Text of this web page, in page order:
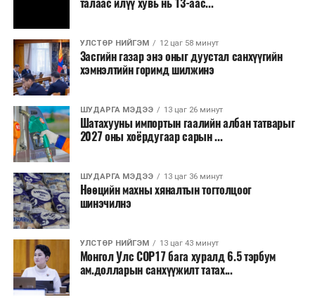
зэрэгцээ ажлын байр нэмэгдэх, жижиг, дунд
бизнесийн үйл ажиллагаа өргөжих, үл хөдлөх
хөрөнгийн үнэ цэнэ өсөх зэрэг эдийн засгийн эерэг
үр нөлөө үзүүлнэ гэж тооцсон байна.
Трамвай нь цахилгаан эрчим хүчээр ажилладаг тул
ашиглалтын явцад агаар бохирдуулагч бодис шууд
ялгаруулахгүй. Иргэд хувийн автомашинаас их
багтаамжийн нийтийн тээвэрт шилжсэнээр замын
хөдөлгөөний ачаалал, нүүрстөрөгчийн давхар исэл
болон бусад хүлэмжийн хийн ялгарлыг бууруулах ач
холбогдолтой.
Түгжрэлээс үүдэлтэй эдийн засгийн алдагдлыг
тооцоход нэг автомашин өдөрт дунджаар 2.5 цаг
түгжрэлд саатахдаа 3.45 литр шатахууныг үр ашиггүй
зарцуулдаг байна. Ингэснээр нэг жолооч өдөрт
8,238.6 төгрөг, жилд 1.7 сая гаруй төгрөгийн
талаас илүү хувь нь 13-аас...
УЛСТӨР НИЙГЭМ 12 цаг 58 минут
Засгийн газар энэ оныг дуустал санхүүгийн
хэмнэлтийн горимд шилжинэ
ШУДАРГА МЭДЭЭ 13 цаг 26 минут
Шатахууны импортын гаалийн албан татварыг
2027 оны хоёрдугаар сарын ...
ШУДАРГА МЭДЭЭ 13 цаг 36 минут
Нөөцийн махны хяналтын тогтолцоог
шинэчилнэ
УЛСТӨР НИЙГЭМ 13 цаг 43 минут
Монгол Улс COP17 бага хуралд 6.5 тэрбум
ам.долларын санхүүжилт татах...